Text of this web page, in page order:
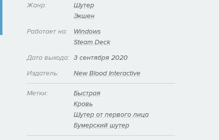
Жанр:
Шутер
Экшен
Работает на:
Windows
Steam Deck
Дата выхода: 3 сентября 2020
Издатель:
New Blood Interactive
Метки:
Быстрая
Кровь
Шутер от первого лица
Бумерский шутер